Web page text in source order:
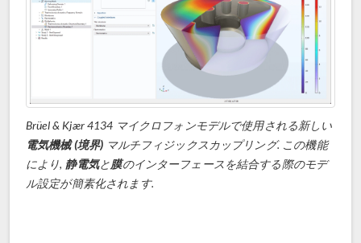
Brüel & Kjær 4134 マイクロフォンモデルで使用される新しい
電気機械 (境界) マルチフィジックスカップリング. この機能
により, 静電気と膜のインターフェースを結合する際のモデ
ル設定が簡素化されます.